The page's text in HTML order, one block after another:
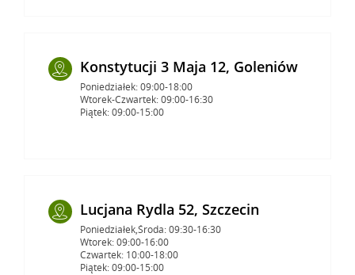
Konstytucji 3 Maja 12, Goleniów
Poniedziałek: 09:00-18:00
Wtorek-Czwartek: 09:00-16:30
Piątek: 09:00-15:00
Lucjana Rydla 52, Szczecin
Poniedziałek,Środa: 09:30-16:30
Wtorek: 09:00-16:00
Czwartek: 10:00-18:00
Piątek: 09:00-15:00